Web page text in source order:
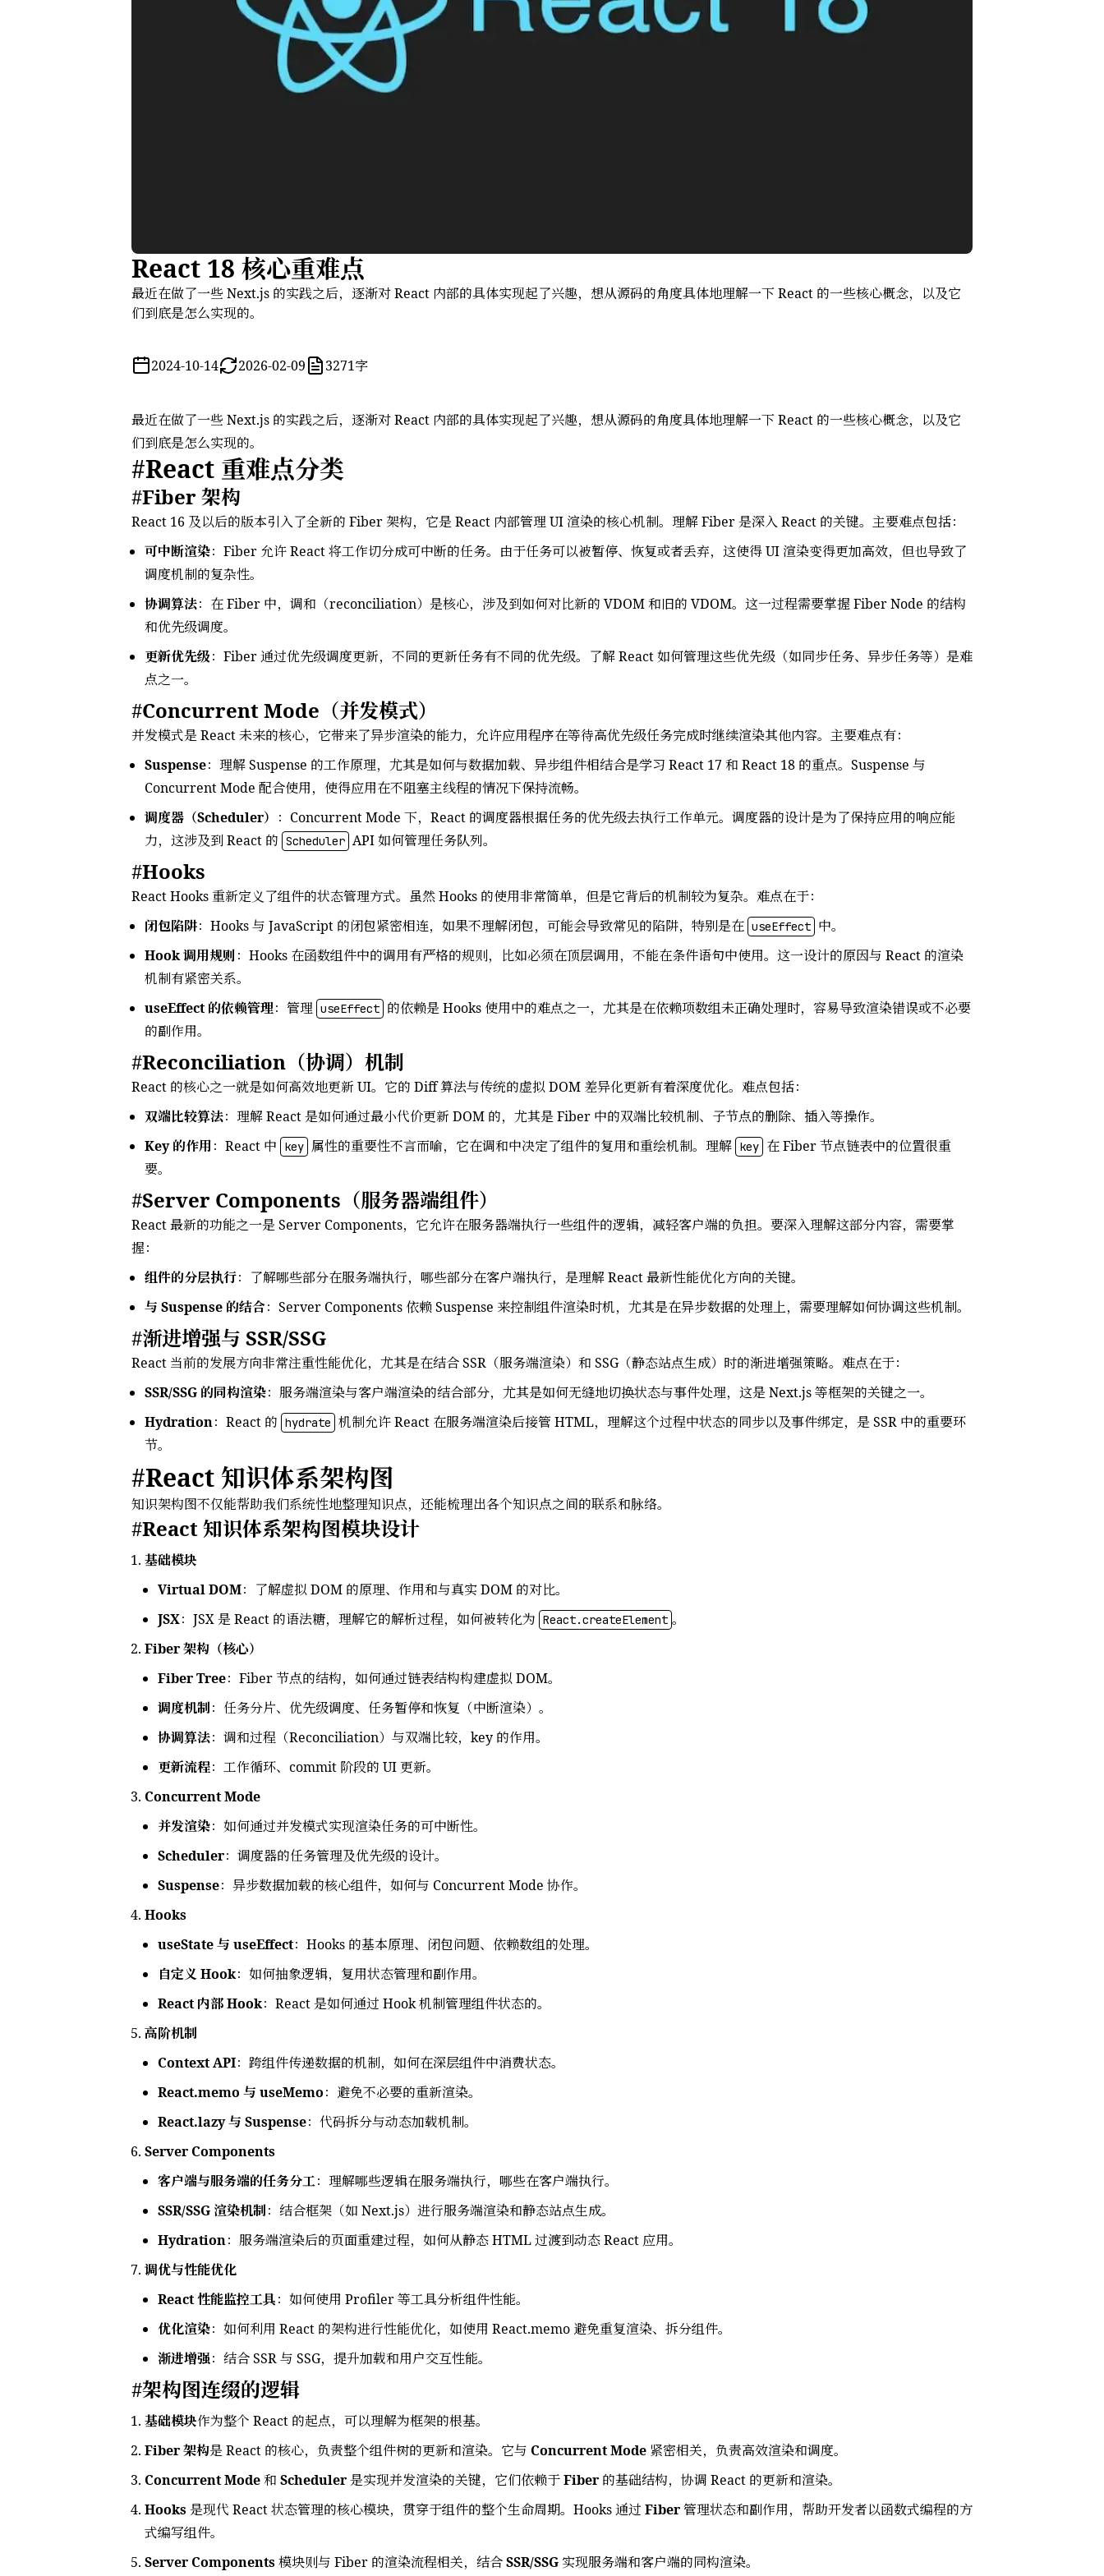
React 18 核心重难点
最近在做了一些 Next.js 的实践之后，逐渐对 React 内部的具体实现起了兴趣，想从源码的角度具体地理解一下 React 的一些核心概念，以及它
们到底是怎么实现的。
2024-10-14
2026-02-09 3271字
最近在做了一些 Next.js 的实践之后，逐渐对 React 内部的具体实现起了兴趣，想从源码的角度具体地理解一下 React 的一些核心概念，以及它
们到底是怎么实现的。
React 重难点分类
Fiber 架构
React 16 及以后的版本引入了全新的 Fiber 架构，它是 React 内部管理 UI 渲染的核心机制。理解 Fiber 是深入 React 的关键。主要难点包括：
可中断渲染：Fiber 允许 React 将工作切分成可中断的任务。由于任务可以被暂停、恢复或者丢弃，这使得 UI 渲染变得更加高效，但也导致了
调度机制的复杂性。
协调算法：在 Fiber 中，调和（reconciliation）是核心，涉及到如何对比新的 VDOM 和旧的 VDOM。这一过程需要掌握 Fiber Node 的结构
和优先级调度。
更新优先级：Fiber 通过优先级调度更新，不同的更新任务有不同的优先级。了解 React 如何管理这些优先级（如同步任务、异步任务等）是难
点之一。
Concurrent Mode（并发模式）
并发模式是 React 未来的核心，它带来了异步渲染的能力，允许应用程序在等待高优先级任务完成时继续渲染其他内容。主要难点有：
Suspense：理解 Suspense 的工作原理，尤其是如何与数据加载、异步组件相结合是学习 React 17 和 React 18 的重点。Suspense 与
Concurrent Mode 配合使用，使得应用在不阻塞主线程的情况下保持流畅。
调度器（Scheduler） ：Concurrent Mode 下，React 的调度器根据任务的优先级去执行工作单元。调度器的设计是为了保持应用的响应能
力，这涉及到 React 的 Scheduler API 如何管理任务队列。
Hooks
React Hooks 重新定义了组件的状态管理方式。虽然 Hooks 的使用非常简单，但是它背后的机制较为复杂。难点在于：
闭包陷阱：Hooks 与 JavaScript 的闭包紧密相连，如果不理解闭包，可能会导致常见的陷阱，特别是在 useEffect 中。
Hook 调用规则：Hooks 在函数组件中的调用有严格的规则，比如必须在顶层调用，不能在条件语句中使用。这一设计的原因与 React 的渲染
机制有紧密关系。
useEffect 的依赖管理：管理 useEffect 的依赖是 Hooks 使用中的难点之一，尤其是在依赖项数组未正确处理时，容易导致渲染错误或不必要
的副作用。
Reconciliation（协调）机制
React 的核心之一就是如何高效地更新 UI。它的 Diff 算法与传统的虚拟 DOM 差异化更新有着深度优化。难点包括：
双端比较算法：理解 React 是如何通过最小代价更新 DOM 的，尤其是 Fiber 中的双端比较机制、子节点的删除、插入等操作。
Key 的作用：React 中 key 属性的重要性不言而喻，它在调和中决定了组件的复用和重绘机制。理解 key 在 Fiber 节点链表中的位置很重
要。
Server Components（服务器端组件）
React 最新的功能之一是 Server Components，它允许在服务器端执行一些组件的逻辑，减轻客户端的负担。要深入理解这部分内容，需要掌
握：
组件的分层执行：了解哪些部分在服务端执行，哪些部分在客户端执行，是理解 React 最新性能优化方向的关键。
与 Suspense 的结合：Server Components 依赖 Suspense 来控制组件渲染时机，尤其是在异步数据的处理上，需要理解如何协调这些机制。
渐进增强与 SSR/SSG
React 当前的发展方向非常注重性能优化，尤其是在结合 SSR（服务端渲染）和 SSG（静态站点生成）时的渐进增强策略。难点在于：
SSR/SSG 的同构渲染：服务端渲染与客户端渲染的结合部分，尤其是如何无缝地切换状态与事件处理，这是 Next.js 等框架的关键之一。
Hydration：React 的 hydrate 机制允许 React 在服务端渲染后接管 HTML，理解这个过程中状态的同步以及事件绑定，是 SSR 中的重要环
节。
React 知识体系架构图
知识架构图不仅能帮助我们系统性地整理知识点，还能梳理出各个知识点之间的联系和脉络。
React 知识体系架构图模块设计
基础模块
Virtual DOM：了解虚拟 DOM 的原理、作用和与真实 DOM 的对比。
JSX：JSX 是 React 的语法糖，理解它的解析过程，如何被转化为 React.createElement 。
Fiber 架构（核心）
Fiber Tree：Fiber 节点的结构，如何通过链表结构构建虚拟 DOM。
调度机制：任务分片、优先级调度、任务暂停和恢复（中断渲染）。
协调算法：调和过程（Reconciliation）与双端比较，key 的作用。
更新流程：工作循环、commit 阶段的 UI 更新。
Concurrent Mode
并发渲染：如何通过并发模式实现渲染任务的可中断性。
Scheduler：调度器的任务管理及优先级的设计。
Suspense：异步数据加载的核心组件，如何与 Concurrent Mode 协作。
Hooks
useState 与 useEffect：Hooks 的基本原理、闭包问题、依赖数组的处理。
自定义 Hook：如何抽象逻辑，复用状态管理和副作用。
React 内部 Hook：React 是如何通过 Hook 机制管理组件状态的。
高阶机制
Context API：跨组件传递数据的机制，如何在深层组件中消费状态。
React.memo 与 useMemo：避免不必要的重新渲染。
React.lazy 与 Suspense：代码拆分与动态加载机制。
Server Components
客户端与服务端的任务分工：理解哪些逻辑在服务端执行，哪些在客户端执行。
SSR/SSG 渲染机制：结合框架（如 Next.js）进行服务端渲染和静态站点生成。
Hydration：服务端渲染后的页面重建过程，如何从静态 HTML 过渡到动态 React 应用。
调优与性能优化
React 性能监控工具：如何使用 Profiler 等工具分析组件性能。
优化渲染：如何利用 React 的架构进行性能优化，如使用 React.memo 避免重复渲染、拆分组件。
渐进增强：结合 SSR 与 SSG，提升加载和用户交互性能。
架构图连缀的逻辑
基础模块作为整个 React 的起点，可以理解为框架的根基。
Fiber 架构是 React 的核心，负责整个组件树的更新和渲染。它与 Concurrent Mode 紧密相关，负责高效渲染和调度。
Concurrent Mode和 Scheduler是实现并发渲染的关键，它们依赖于Fiber 的基础结构，协调 React 的更新和渲染。
Hooks是现代 React 状态管理的核心模块，贯穿于组件的整个生命周期。Hooks 通过 Fiber管理状态和副作用，帮助开发者以函数式编程的方
式编写组件。
Server Components模块则与 Fiber 的渲染流程相关，结合SSR/SSG 实现服务端和客户端的同构渲染。